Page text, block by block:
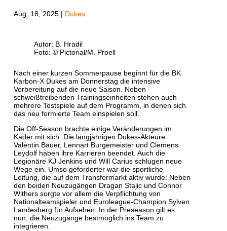
Aug. 18, 2025 | Dukes
Autor: B. Hradil
Foto: © Pictorial/M. Proell
Nach einer kurzen Sommerpause beginnt für die BK
Karbon-X Dukes am Donnerstag die intensive
Vorbereitung auf die neue Saison. Neben
schweißtreibenden Trainingseinheiten stehen auch
mehrere Testspiele auf dem Programm, in denen sich
das neu formierte Team einspielen soll.
Die Off-Season brachte einige Veränderungen im
Kader mit sich: Die langjährigen Dukes-Akteure
Valentin Bauer, Lennart Burgemeister und Clemens
Leydolf haben ihre Karrieren beendet. Auch die
Legionäre KJ Jenkins und Will Carius schlugen neue
Wege ein. Umso geforderter war die sportliche
Leitung, die auf dem Transfermarkt aktiv wurde: Neben
den beiden Neuzugängen Dragan Stajic und Connor
Withers sorgte vor allem die Verpflichtung von
Nationalteamspieler und Euroleague-Champion Sylven
Landesberg für Aufsehen. In der Preseason gilt es
nun, die Neuzugänge bestmöglich ins Team zu
integrieren.